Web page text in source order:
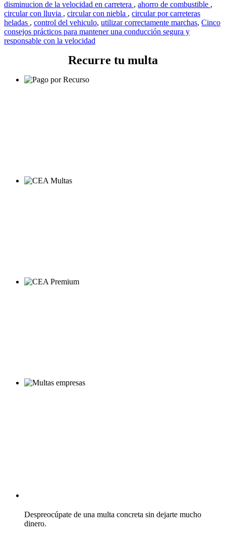
disminucion de la velocidad en carretera , ahorro de combustible ,
circular con lluvia , circular con niebla , circular por carreteras
heladas , control del vehiculo, utilizar correctamente marchas, Cinco
consejos prácticos para mantener una conducción segura y
responsable con la velocidad
Recurre tu multa
Despreocúpate de una multa concreta sin dejarte mucho
dinero.